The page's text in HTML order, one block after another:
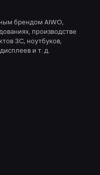
брендом AIWO,
производстве
3C, ноутбуков,
и т. д.